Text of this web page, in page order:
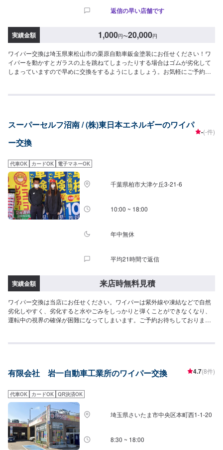
返信の早い店舗です
実績金額 1,000円〜20,000円
ワイパー交換は埼玉県東松山市の栗原自動車鈑金塗装にお任せください！ワ
イパーを動かすとガラスの上を跳ねてしまったりする場合はゴムが劣化して
しまっていますので早めに交換をするようにしましょう。お気軽にご予約く
ていただいております。専門の鈑金・塗装では、高い技術で満足な仕上がり
す。保険代理店業務にも力を入れ、お客様のカーライフを幅広く支えてまい
ります。オイル交換や車検、タイヤ交換などの基本的な車のメンテナンスも
承っておりますのでお困りの際はお気軽にご相談ください！
スーパーセルフ沼南 / (株)東日本エネルギーのワイパ
ー交換
-(-件)
代車OK カードOK 電子マネーOK
千葉県柏市大津ケ丘3-21-6
10:00 ~ 18:00
年中無休
平均21時間で返信
実績金額 来店時無料見積
ワイパー交換は当店にお任せください。ワイパーは紫外線や凍結などで自然
劣化しやすく、劣化すると水やごみをしっかりと弾くことができなくなり、
運転中の視界の確保が困難になってしまいます。ご予約お待ちしておりま
有限会社 岩一自動車工業所のワイパー交換 4.7(8件)
代車OK カードOK QR決済OK
埼玉県さいたま市中央区本町西1-1-20
8:30 ~ 18:00